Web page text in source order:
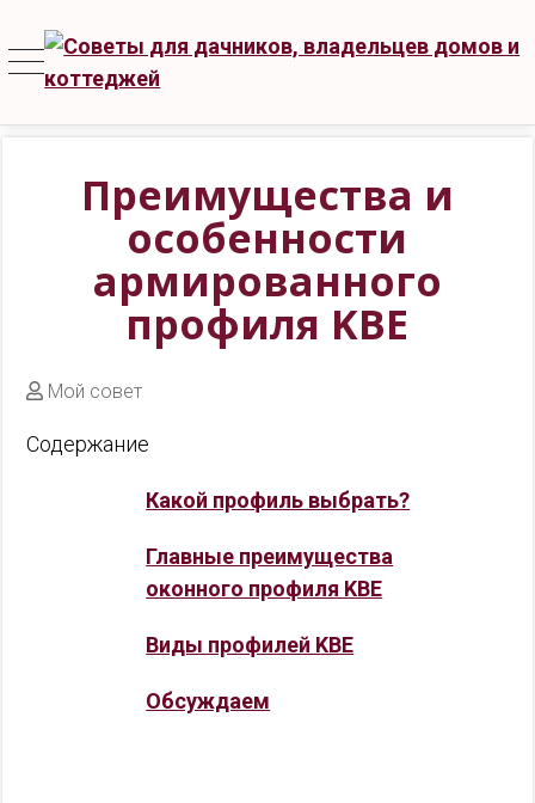
Преимущества и
особенности
армированного
профиля KBE
Мой совет
Содержание
Какой профиль выбрать?
Главные преимущества
оконного профиля KBE
Виды профилей KBE
Обсуждаем